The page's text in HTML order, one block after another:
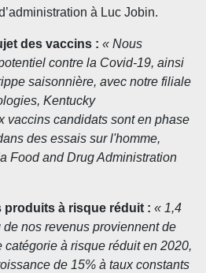
à Luc Jobin.
des vaccins : « Nous
contre la Covid-19, ainsi
saisonnière, avec notre filiale
Kentucky
vaccins candidats sont en phase
des essais sur l'homme,
Food and Drug Administration
produits à risque réduit : « 1,4
nos revenus proviennent de
à risque réduit en 2020,
de 15% à taux constants